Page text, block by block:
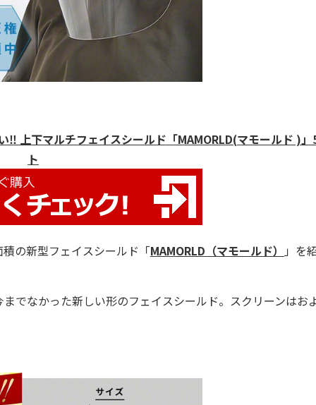
上下マルチフェイスシールド「MAMORLD(マモールド )」
ト
の新型フェイスシールド「MAMORLD（マモールド） 」を
なかった新しい形のフェイスシールド。スクリーンはお